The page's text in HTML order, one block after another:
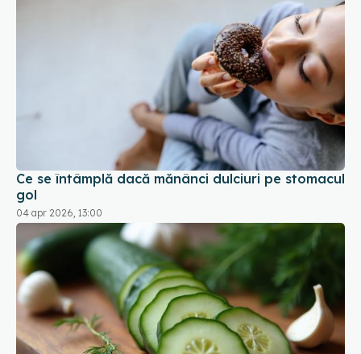
Ce se întâmplă dacă mănânci dulciuri pe stomacul